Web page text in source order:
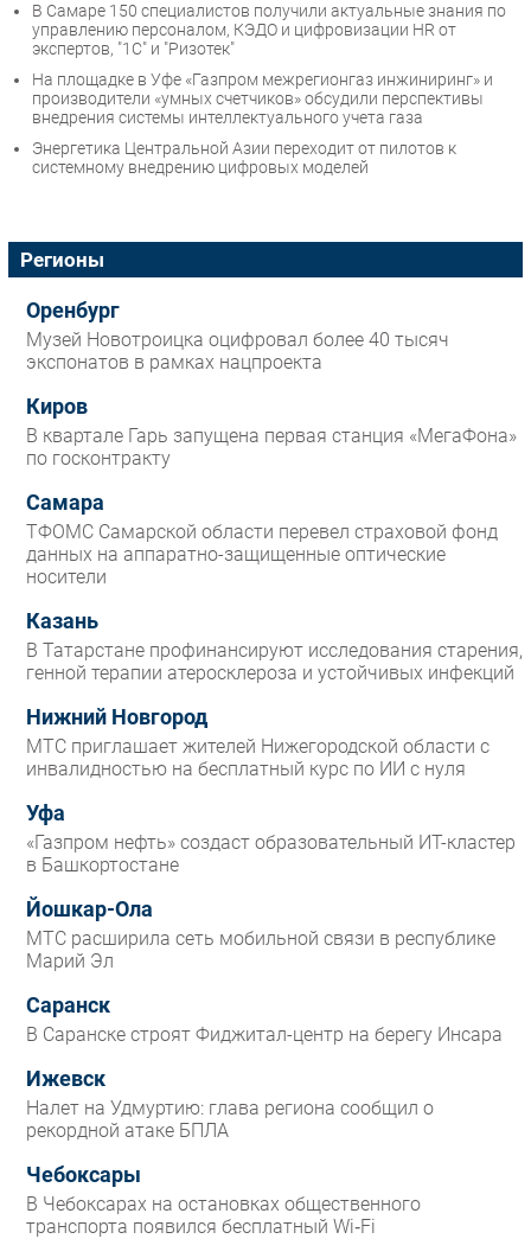
В Самаре 150 специалистов получили актуальные знания по
управлению персоналом, КЭДО и цифровизации HR от
экспертов, "1С" и "Ризотек"
На площадке в Уфе «Газпром межрегионгаз инжиниринг» и
производители «умных счетчиков» обсудили перспективы
внедрения системы интеллектуального учета газа
Энергетика Центральной Азии переходит от пилотов к
системному внедрению цифровых моделей
Регионы
Оренбург
Музей Новотроицка оцифровал более 40 тысяч
экспонатов в рамках нацпроекта
Киров
В квартале Гарь запущена первая станция «МегаФона»
по госконтракту
Самара
ТФОМС Самарской области перевел страховой фонд
данных на аппаратно-защищенные оптические
носители
Казань
В Татарстане профинансируют исследования старения,
генной терапии атеросклероза и устойчивых инфекций
Нижний Новгород
МТС приглашает жителей Нижегородской области с
инвалидностью на бесплатный курс по ИИ с нуля
Уфа
«Газпром нефть» создаст образовательный ИТ-кластер
в Башкортостане
Йошкар-Ола
МТС расширила сеть мобильной связи в республике
Марий Эл
Саранск
В Саранске строят Фиджитал-центр на берегу Инсара
Ижевск
Налет на Удмуртию: глава региона сообщил о
рекордной атаке БПЛА
Чебоксары
В Чебоксарах на остановках общественного
транспорта появился бесплатный Wi‑Fi